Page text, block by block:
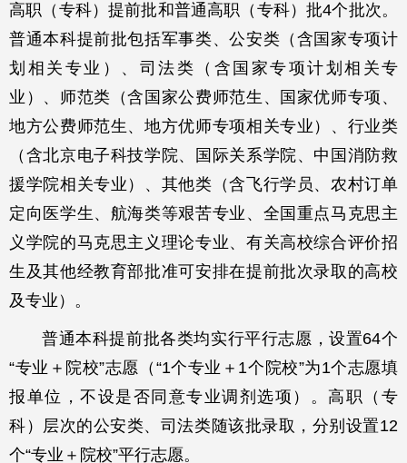
高职（专科）提前批和普通高职（专科）批4个批次。
普通本科提前批包括军事类、公安类（含国家专项计
划相关专业）、司法类（含国家专项计划相关专
业）、师范类（含国家公费师范生、国家优师专项、
地方公费师范生、地方优师专项相关专业）、行业类
（含北京电子科技学院、国际关系学院、中国消防救
援学院相关专业）、其他类（含飞行学员、农村订单
定向医学生、航海类等艰苦专业、全国重点马克思主
义学院的马克思主义理论专业、有关高校综合评价招
生及其他经教育部批准可安排在提前批次录取的高校
及专业）。
普通本科提前批各类均实行平行志愿，设置64个
“专业＋院校”志愿（“1个专业＋1个院校”为1个志愿填
报单位，不设是否同意专业调剂选项）。高职（专
科）层次的公安类、司法类随该批录取，分别设置12
个“专业＋院校”平行志愿。